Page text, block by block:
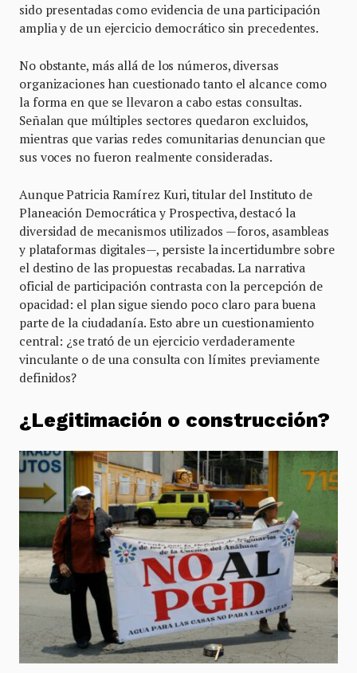
sido presentadas como evidencia de una participación
amplia y de un ejercicio democrático sin precedentes.
No obstante, más allá de los números, diversas
organizaciones han cuestionado tanto el alcance como
la forma en que se llevaron a cabo estas consultas.
Señalan que múltiples sectores quedaron excluidos,
mientras que varias redes comunitarias denuncian que
sus voces no fueron realmente consideradas.
Aunque Patricia Ramírez Kuri, titular del Instituto de
Planeación Democrática y Prospectiva, destacó la
diversidad de mecanismos utilizados —foros, asambleas
y plataformas digitales—, persiste la incertidumbre sobre
el destino de las propuestas recabadas. La narrativa
oficial de participación contrasta con la percepción de
opacidad: el plan sigue siendo poco claro para buena
parte de la ciudadanía. Esto abre un cuestionamiento
central: ¿se trató de un ejercicio verdaderamente
vinculante o de una consulta con límites previamente
definidos?
¿Legitimación o construcción?